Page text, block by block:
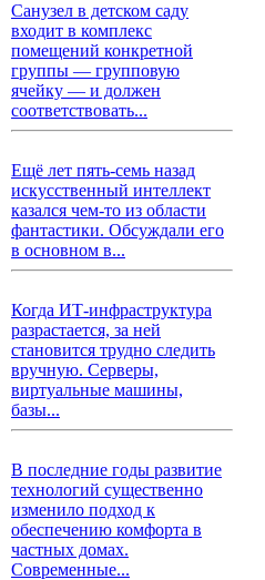
Санузел в детском саду
входит в комплекс
помещений конкретной
группы — групповую
ячейку — и должен
соответствовать...
Ещё лет пять-семь назад
искусственный интеллект
казался чем-то из области
фантастики. Обсуждали его
в основном в...
Когда ИТ-инфраструктура
разрастается, за ней
становится трудно следить
вручную. Серверы,
виртуальные машины,
базы...
В последние годы развитие
технологий существенно
изменило подход к
обеспечению комфорта в
частных домах.
Современные...